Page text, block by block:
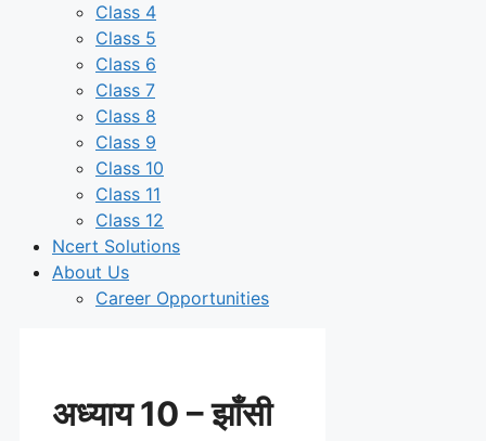
Class 4
Class 5
Class 6
Class 7
Class 8
Class 9
Class 10
Class 11
Class 12
Ncert Solutions
About Us
Career Opportunities
अध्याय 10 – झाँसी